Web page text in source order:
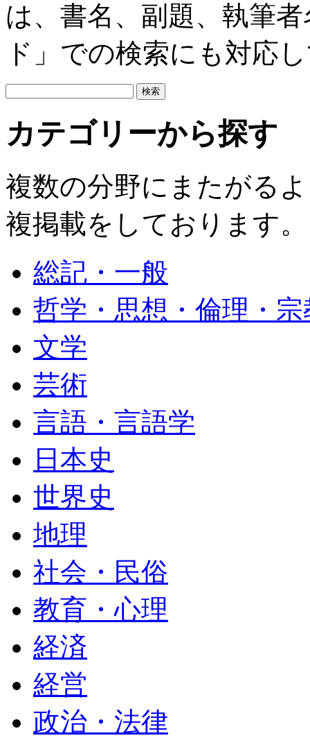
は、書名、副題、執筆
ド」での検索にも対応
カテゴリーから探す
複数の分野にまたがる
複掲載をしております。
総記・一般
哲学・思想・倫理・宗
文学
芸術
言語・言語学
日本史
世界史
地理
社会・民俗
教育・心理
経済
経営
政治・法律